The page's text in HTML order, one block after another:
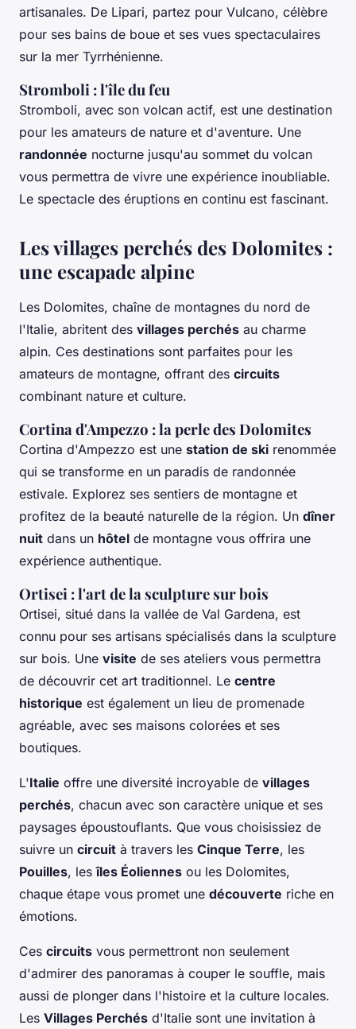
artisanales. De Lipari, partez pour Vulcano, célèbre
pour ses bains de boue et ses vues spectaculaires
sur la mer Tyrrhénienne.
Stromboli : l'île du feu
Stromboli, avec son volcan actif, est une destination
pour les amateurs de nature et d'aventure. Une
randonnée nocturne jusqu'au sommet du volcan
vous permettra de vivre une expérience inoubliable.
Le spectacle des éruptions en continu est fascinant.
Les villages perchés des Dolomites :
une escapade alpine
Les Dolomites, chaîne de montagnes du nord de
l'Italie, abritent des villages perchés au charme
alpin. Ces destinations sont parfaites pour les
amateurs de montagne, offrant des circuits
combinant nature et culture.
Cortina d'Ampezzo : la perle des Dolomites
Cortina d'Ampezzo est une station de ski renommée
qui se transforme en un paradis de randonnée
estivale. Explorez ses sentiers de montagne et
profitez de la beauté naturelle de la région. Un dîner
nuit dans un hôtel de montagne vous offrira une
expérience authentique.
Ortisei : l'art de la sculpture sur bois
Ortisei, situé dans la vallée de Val Gardena, est
connu pour ses artisans spécialisés dans la sculpture
sur bois. Une visite de ses ateliers vous permettra
de découvrir cet art traditionnel. Le centre
historique est également un lieu de promenade
agréable, avec ses maisons colorées et ses
boutiques.
L'Italie offre une diversité incroyable de villages
perchés, chacun avec son caractère unique et ses
paysages époustouflants. Que vous choisissiez de
suivre un circuit à travers les Cinque Terre, les
Pouilles, lesîles Éoliennes ou les Dolomites,
chaque étape vous promet une découverte riche en
émotions.
Ces circuits vous permettront non seulement
d'admirer des panoramas à couper le souffle, mais
aussi de plonger dans l'histoire et la culture locales.
Les Villages Perchés d'Italie sont une invitation à